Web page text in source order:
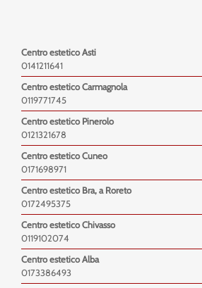
Centro estetico Asti
0141211641
Centro estetico Carmagnola
0119771745
Centro estetico Pinerolo
0121321678
Centro estetico Cuneo
0171698971
Centro estetico Bra, a Roreto
0172495375
Centro estetico Chivasso
0119102074
Centro estetico Alba
0173386493